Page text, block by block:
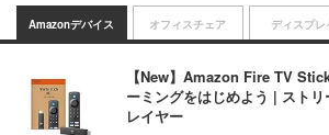
Amazonデバイス
【New】Amazon Fire TV
ーミングをはじめよう | スト
レイヤー
オフィスチェア ディスプレ